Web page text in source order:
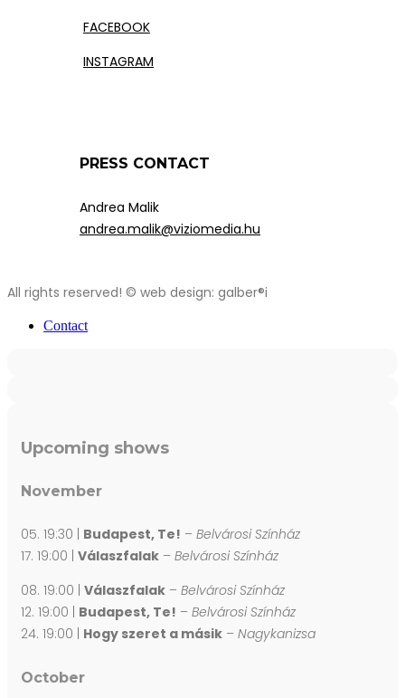
FACEBOOK
INSTAGRAM
PRESS CONTACT
Andrea Malik
andrea.malik@viziomedia.hu
All rights reserved! © web design: galber®i
Contact
Upcoming shows
November
05. 19:30 | Budapest, Te! – Belvárosi Színház
17. 19:00 | Válaszfalak – Belvárosi Színház
08. 19:00 | Válaszfalak – Belvárosi Színház
12. 19:00 | Budapest, Te! – Belvárosi Színház
24. 19:00 | Hogy szeret a másik – Nagykanizsa
October